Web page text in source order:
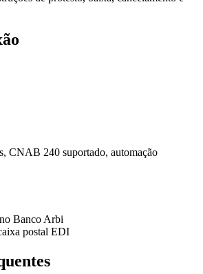
CNAB 240 suportado, automação
Banco Arbi
postal EDI